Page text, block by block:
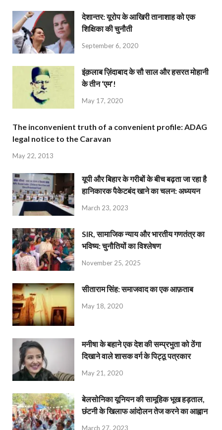
देशान्‍तर: यूरोप के आखिरी तानाशाह को एक
शिक्षिका की चुनौती
September 6, 2020
इंक़लाब ज़िंदाबाद के सौ साल और हसरत मोहानी
के तीन ‘एम’!
May 17, 2020
The inconvenient truth of a convenient profile: ADAG
legal notice to the Caravan
May 22, 2013
यूपी और बिहार के गरीबों के बीच बढ़ता जा रहा है
हानिकारक पैकेटबंद खाने का चलन: अध्ययन
March 23, 2023
SIR, सामाजिक न्याय और भारतीय गणतंत्र का
भविष्य: चुनौतियों का विश्लेषण
November 25, 2025
सीताराम सिंह: समाजवाद का एक आफ़ताब
May 18, 2020
मनीषा के बहाने एक देश की सम्प्रभुता को ठेंगा
दिखाने वाले शासक वर्ग के पिट्ठू पत्रकार
May 21, 2020
बेलसोनिका यूनियन की सामूहिक भूख हड़ताल,
छंटनी के खिलाफ आंदोलन तेज करने का आह्वान
March 27, 2023